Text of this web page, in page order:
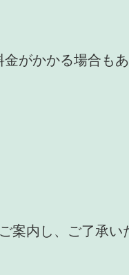
がかかる場合もあ
内し、ご了承い